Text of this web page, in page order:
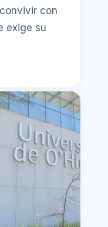
con
exige su